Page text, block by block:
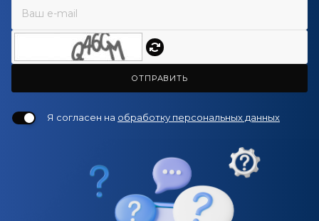
ОТПРАВИТЬ
Я согласен на обработку персональных данных